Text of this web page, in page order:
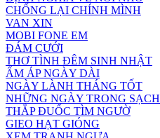
CHỐNG LẠI CHÍNH MÌNH
VAN XIN
MOBI FONE EM
ĐÁM CƯỚI
THƠ TÌNH ĐÊM SINH NHẬT
ẤM ÁP NGÀY DÀI
NGÀY LÀNH THÁNG TỐT
NHỮNG NGÀY TRONG SẠCH
THẮP ĐUỐC TÌM NGƯỜ
GIEO HẠT GIÓNG